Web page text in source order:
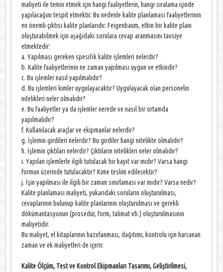
maliyeti ile temin etmek için hangi faaliyetlerin, hangi sıralama içinde
yapılacağını tespit etmektir. Bu nedenle kalite planlaması faaliyetlerinin
en önemli çıktısı kalite planlarıdır. Feigenbaum, etkin bir kalite planı
oluşturabilmek için aşağıdaki sorulara cevap aranmasını tavsiye
etmektedir:
a. Yapılması gereken spesifik kalite işlemleri nelerdir?
b. Kalite faaliyetlerinin ne zaman yapılması uygun ve etkindir?
c. Bu işlemler nasıl yapılmalıdır?
d. Bu işlemleri kimler uygulayacaktır? Uygulayacak olan personelin
nitelikleri neler olmalıdır?
e. Bu faaliyetler ya da işlemler nerede ve nasıl bir ortamda
yapılmalıdır?
f. Kullanılacak araçlar ve ekipmanlar nelerdir?
g. İşlemin girdileri nelerdir? Bu girdiler hangi nitelikte olmalıdır?
h. İşlemin çıktıları nelerdir? Çıktıların nitelikleri neler olmalıdır?
i. Yapılan işlemlerle ilgili tutulacak bir kayıt var mıdır? Varsa hangi
formun üzerinde tutulacaktır? Kime teslim edilecektir?
j. İşin yapılması ile ilgili bir zaman sınırlaması var mıdır? Varsa nedir?
Kalite planlaması maliyeti, yukarıdaki soruların oluşturulması,
cevaplarının bulunup kalite planlarının oluşturulması ve gerekli
dökümantasyonun (prosedür, form, talimat vb.) oluşturulmasının
maliyetidir.
Bu maliyet, el kitaplarının hazırlanması, dağıtımı, kontrolu için harcanan
zaman ve ek maliyetleri de içerır.
Kalite Ölçüm, Test ve Kontrol Ekipmanları Tasarımı, Geliştirilmesi,